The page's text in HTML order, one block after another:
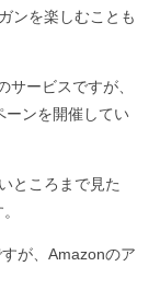
ンを楽しむことも
ービスですが、
ーンを開催してい
ところまで見た
が、Amazonのア